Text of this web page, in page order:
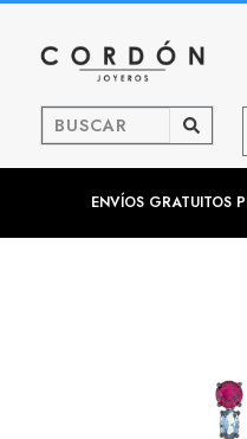
ENVÍOS GRATUITOS